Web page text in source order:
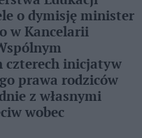
o dymisję minister
w Kancelarii
czterech inicjatyw
prawa rodziców
z własnymi
wobec